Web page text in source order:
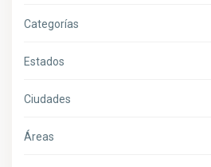
Categorías
Estados
Ciudades
Áreas